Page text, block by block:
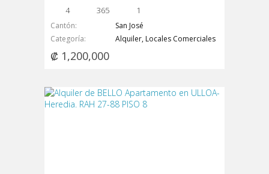
4 365 1
Cantón
San José
Categoría
Alquiler, Locales Comerciales
₡ 1,200,000